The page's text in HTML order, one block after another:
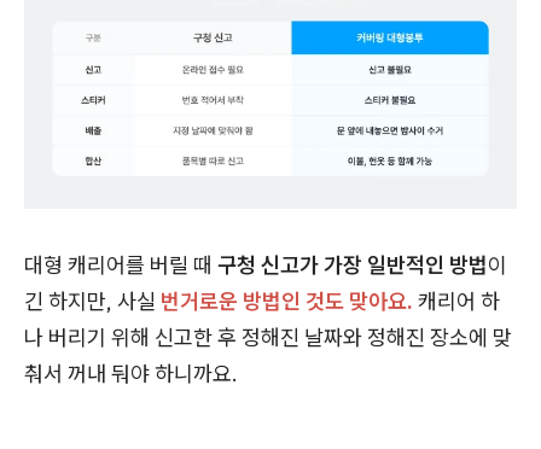
대형 캐리어를 버릴 때 구청 신고가 가장 일반적인 방법이
긴 하지만, 사실 번거로운 방법인 것도 맞아요. 캐리어 하
나 버리기 위해 신고한 후 정해진 날짜와 정해진 장소에 맞
춰서 꺼내 둬야 하니까요.